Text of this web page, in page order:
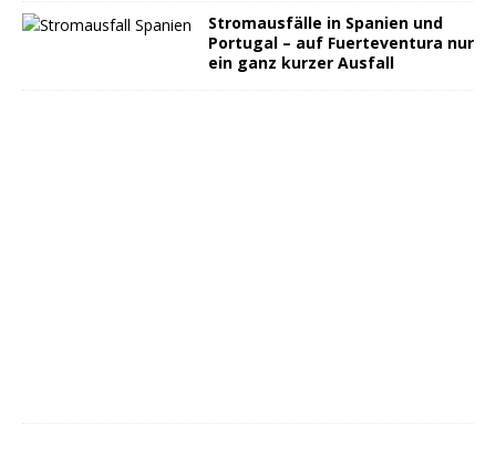
Stromausfälle in Spanien und
Portugal – auf Fuerteventura nur
ein ganz kurzer Ausfall